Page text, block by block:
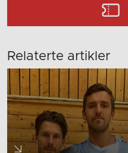
Relaterte artikler